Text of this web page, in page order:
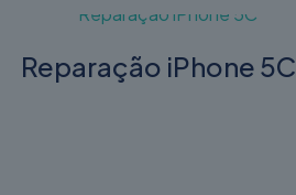
Reparação iPhone 5C